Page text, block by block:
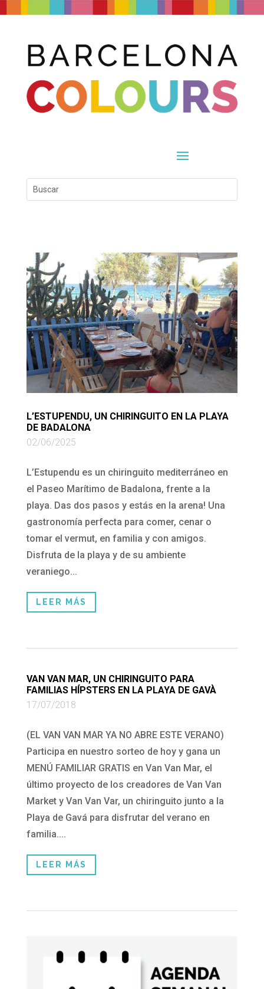
L’ESTUPENDU, UN CHIRINGUITO EN LA PLAYA
DE BADALONA
02/06/2025
L’Estupendu es un chiringuito mediterráneo en
el Paseo Marítimo de Badalona, frente a la
playa. Das dos pasos y estás en la arena! Una
gastronomía perfecta para comer, cenar o
tomar el vermut, en familia y con amigos.
Disfruta de la playa y de su ambiente
veraniego...
LEER MÁS
VAN VAN MAR, UN CHIRINGUITO PARA
FAMILIAS HÍPSTERS EN LA PLAYA DE GAVÀ
17/07/2018
(EL VAN VAN MAR YA NO ABRE ESTE VERANO)
Participa en nuestro sorteo de hoy y gana un
MENÚ FAMILIAR GRATIS en Van Van Mar, el
último proyecto de los creadores de Van Van
Market y Van Van Var, un chiringuito junto a la
Playa de Gavá para disfrutar del verano en
familia....
LEER MÁS